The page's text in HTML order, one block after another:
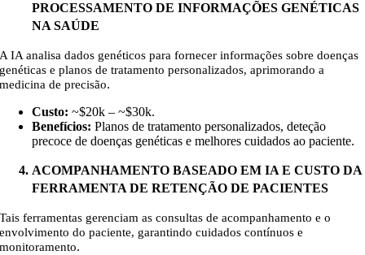
PROCESSAMENTO DE INFORMAÇÕES GENÉTICAS
NA SAÚDE
A IA analisa dados genéticos para fornecer informações sobre doenças
genéticas e planos de tratamento personalizados, aprimorando a
medicina de precisão.
Custo: ~$20k – ~$30k.
Benefícios:Planos de tratamento personalizados, deteção
precoce de doenças genéticas e melhores cuidados ao paciente.
ACOMPANHAMENTO BASEADO EM IA E CUSTO DA
FERRAMENTA DE RETENÇÃO DE PACIENTES
Tais ferramentas gerenciam as consultas de acompanhamento e o
envolvimento do paciente, garantindo cuidados contínuos e
monitoramento.